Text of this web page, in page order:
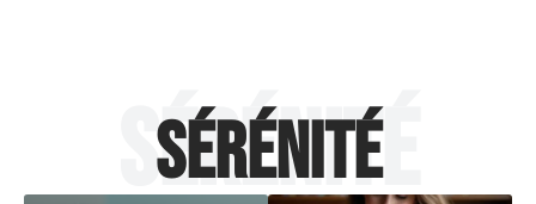
Sérénité
Sérénité
Comment un